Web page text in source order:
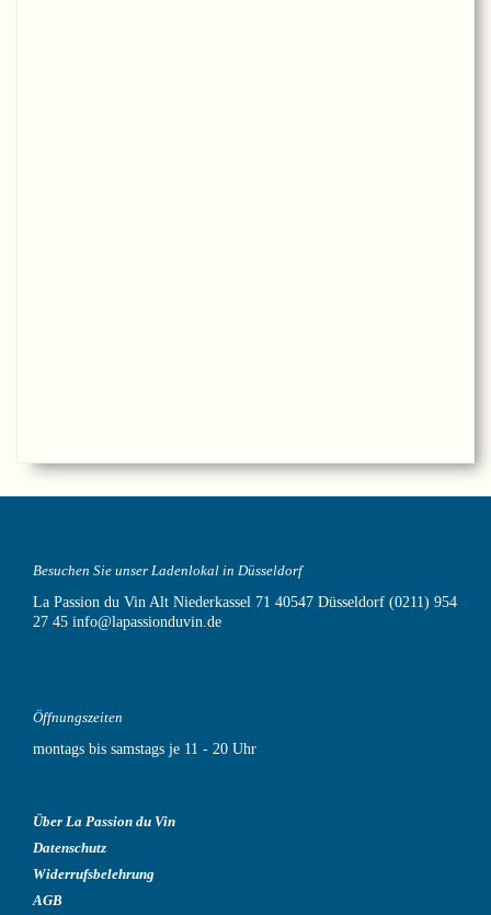
Besuchen Sie unser Ladenlokal in Düsseldorf
La Passion du Vin Alt Niederkassel 71 40547 Düsseldorf (0211) 954
27 45 info@lapassionduvin.de
Öffnungszeiten
montags bis samstags je 11 - 20 Uhr
Über La Passion du Vin
Datenschutz
Widerrufsbelehrung
AGB